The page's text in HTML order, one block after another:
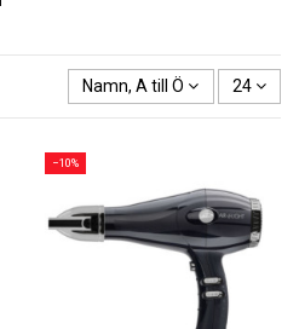
Namn, A till Ö 24
−10%